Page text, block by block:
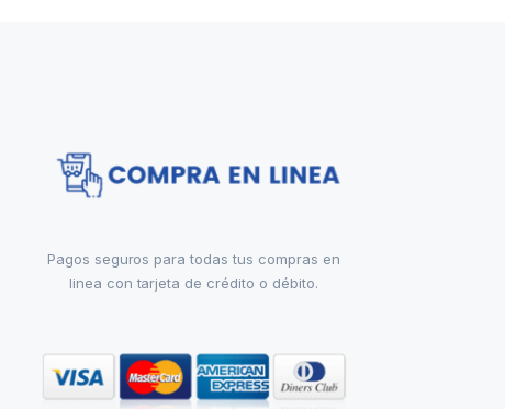
Pagos seguros para todas tus compras en
linea con tarjeta de crédito o débito.